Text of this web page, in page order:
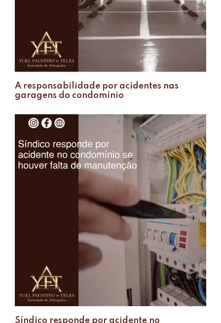
A responsabilidade por acidentes nas
garagens do condomínio
Síndico responde por acidente no